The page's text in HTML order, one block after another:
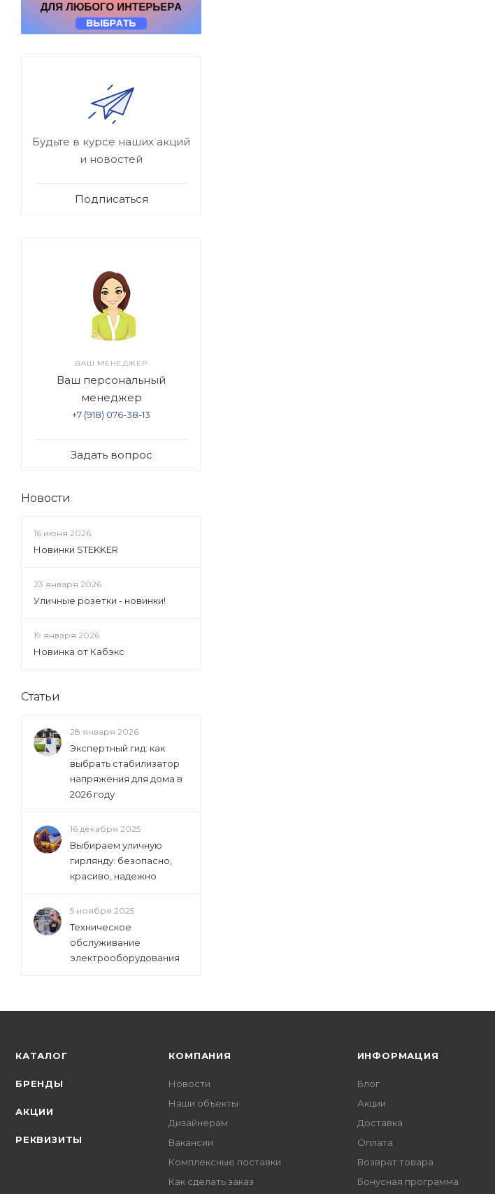
Будьте в курсе наших акций
и новостей
Подписаться
ВАШ МЕНЕДЖЕР
Ваш персональный
менеджер
+7 (918) 076-38-13
Задать вопрос
Новости
16 июня 2026
Новинки STEKKER
23 января 2026
Уличные розетки - новинки!
19 января 2026
Новинка от Кабэкс
Статьи
28 января 2026
Экспертный гид: как
выбрать стабилизатор
напряжения для дома в
2026 году
16 декабря 2025
Выбираем уличную
гирлянду: безопасно,
красиво, надежно
5 ноября 2025
Техническое
обслуживание
электрооборудования
КАТАЛОГ
БРЕНДЫ
АКЦИИ
РЕКВИЗИТЫ
КОМПАНИЯ
Новости
Наши объекты
Дизайнерам
Вакансии
Комплексные поставки
Как сделать заказ
ИНФОРМАЦИЯ
Блог
Акции
Доставка
Оплата
Возврат товара
Бонусная программа